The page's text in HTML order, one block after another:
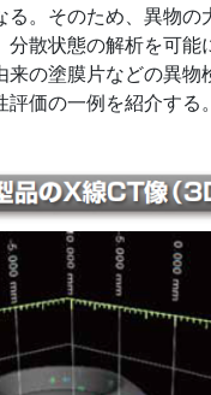
。そのため、異物
散状態の解析を可能
の塗膜片などの異
価の一例を紹介する。